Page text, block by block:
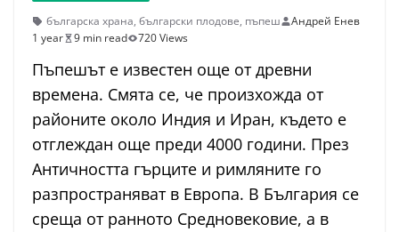
българска храна, български плодове, пъпеш
Андрей Енев
1 year
9 min read 720 Views
Пъпешът е известен още от древни
времена. Смята се, че произхожда от
районите около Индия и Иран, където е
отглеждан още преди 4000 години. През
Античността гърците и римляните го
разпространяват в Европа. В България се
среща от ранното Средновековие, а в